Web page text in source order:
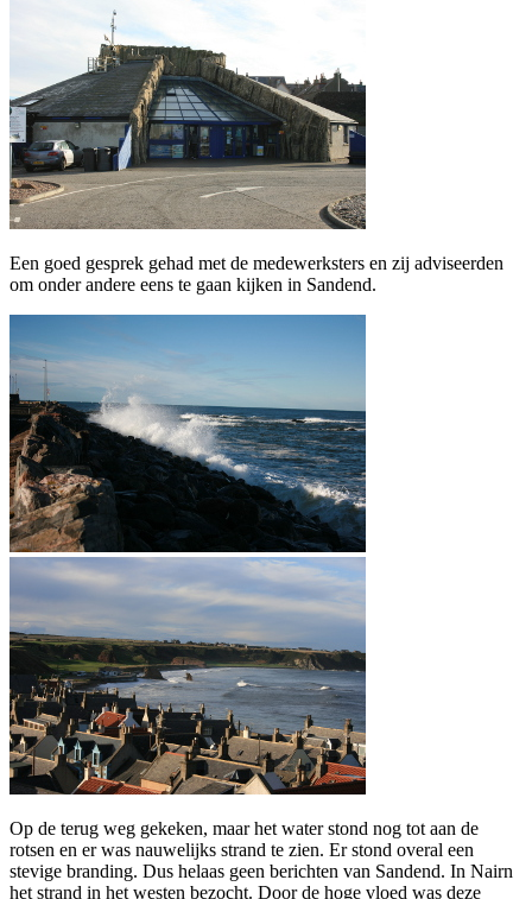
Een goed gesprek gehad met de medewerksters en zij adviseerden
om onder andere eens te gaan kijken in Sandend.
Op de terug weg gekeken, maar het water stond nog tot aan de
rotsen en er was nauwelijks strand te zien. Er stond overal een
stevige branding. Dus helaas geen berichten van Sandend. In Nairn
het strand in het westen bezocht. Door de hoge vloed was deze